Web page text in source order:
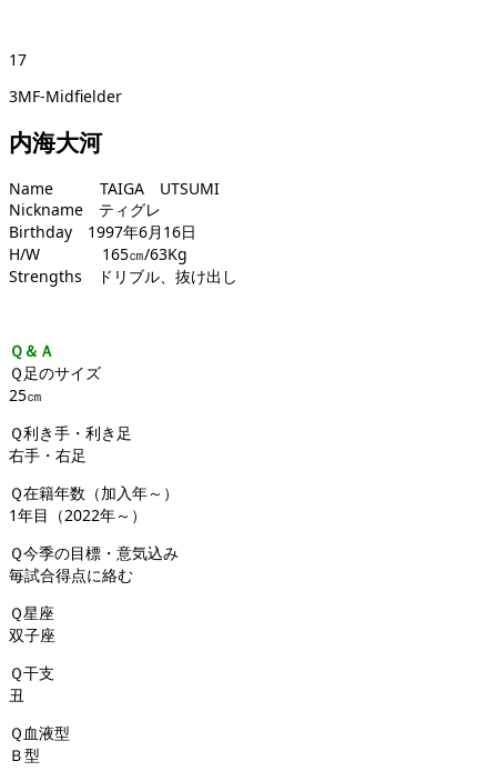
17
3MF-Midfielder
内海大河
Name TAIGA UTSUMI
Nickname ティグレ
Birthday 1997年6月16日
H/W 165㎝/63Kg
Strengths ドリブル、抜け出し
Ｑ＆Ａ
Ｑ足のサイズ
25㎝
Ｑ利き手・利き足
右手・右足
Ｑ在籍年数（加入年～）
1年目（2022年～）
Ｑ今季の目標・意気込み
毎試合得点に絡む
Ｑ星座
双子座
Ｑ干支
丑
Ｑ血液型
Ｂ型